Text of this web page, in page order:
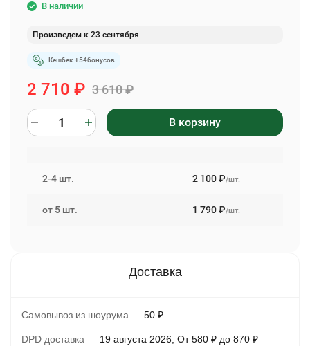
В наличии
Произведем к 23 сентября
Кешбек +54бонусов
2 710 ₽ 3 610₽
В корзину
2-4 шт. 2 100₽/шт.
от 5 шт. 1 790₽/шт.
Самовывоз из шоурума 50 ₽
DPD доставка 19 августа 2026 От 580 ₽ до 870 ₽